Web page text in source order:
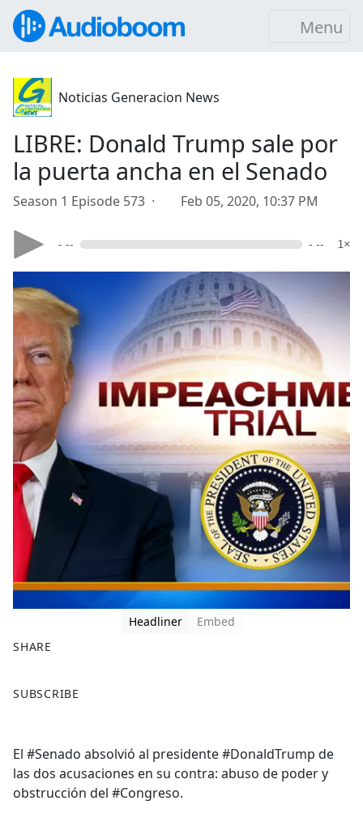
Menu
Noticias Generacion News
LIBRE: Donald Trump sale por
la puerta ancha en el Senado
Season 1 Episode 573 · Feb 05, 2020, 10:37 PM
- -- - -- 1×
Headliner
Embed
SHARE
a
b
o
o
SUBSCRIBE
El #Senado absolvió al presidente #DonaldTrump de
las dos acusaciones en su contra: abuso de poder y
obstrucción del #Congreso.